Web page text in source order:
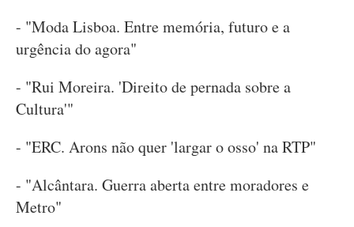
- "Moda Lisboa. Entre memória, futuro e a
urgência do agora"
- "Rui Moreira. 'Direito de pernada sobre a
Cultura'"
- "ERC. Arons não quer 'largar o osso' na RTP"
- "Alcântara. Guerra aberta entre moradores e
Metro"